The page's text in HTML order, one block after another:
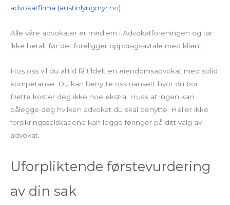
advokatfirma (austinlyngmyr.no).
Alle våre advokater er medlem i Advokatforeningen og tar
ikke betalt før det foreligger oppdragsavtale med klient.
Hos oss vil du alltid få tildelt en eiendomsadvokat med solid
kompetanse. Du kan benytte oss uansett hvor du bor.
Dette koster deg ikke noe ekstra. Husk at ingen kan
pålegge deg hvilken advokat du skal benytte. Heller ikke
forsikringsselskapene kan legge føringer på ditt valg av
advokat.
Uforpliktende førstevurdering
av din sak